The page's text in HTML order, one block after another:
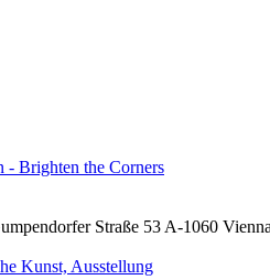
- Brighten the Corners
Straße 53 A-1060
Kunst, Ausstellung